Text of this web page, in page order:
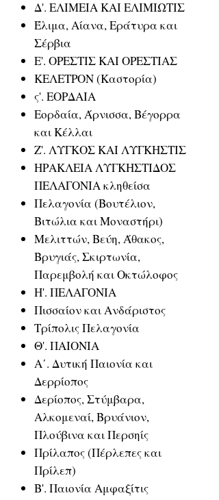
Δ'. ΕΛΙΜΕΙΑ ΚΑΙ ΕΛΙΜΙΩΤΙΣ
Έλιμα, Αίανα, Εράτυρα και
Σέρβια
Ε'. ΟΡΕΣΤΙΣ ΚΑΙ ΟΡΕΣΤΙΑΣ
ΚΕΛΕΤΡΟΝ (Καστορία)
ς'. ΕΟΡΔΑΙΑ
Εορδαία, Άρνισσα, Βέγορρα
και Κέλλαι
Ζ'. ΛΥΓΚΟΣ ΚΑΙ ΛΥΓΚΗΣΤΙΣ
ΗΡΑΚΛΕΙΑ ΛΥΓΚΗΣΤΙΔΟΣ
ΠΕΛΑΓΟΝΙΑ κληθείσα
Πελαγονία (Βουτέλιον,
Βιτώλια και Μοναστήρι)
Μελιττών, Βεύη, Άθακος,
Βρυγιάς, Σκιρτωνία,
Παρεμβολή και Οκτώλοφος
Η'. ΠΕΛΑΓΟΝΙΑ
Πισσαίον και Ανδάριστος
Τρίπολις Πελαγονία
Θ'. ΠΑΙΟΝΙΑ
Α΄. Δυτική Παιονία και
Δερρίοπος
Δερίοπος, Στύμβαρα,
Αλκομεναί, Βρυάνιον,
Πλούβινα και Περσηίς
Πρίλαπος (Πέρλεπες και
Πρίλεπ)
Β'. Παιονία Αμφαξίτις